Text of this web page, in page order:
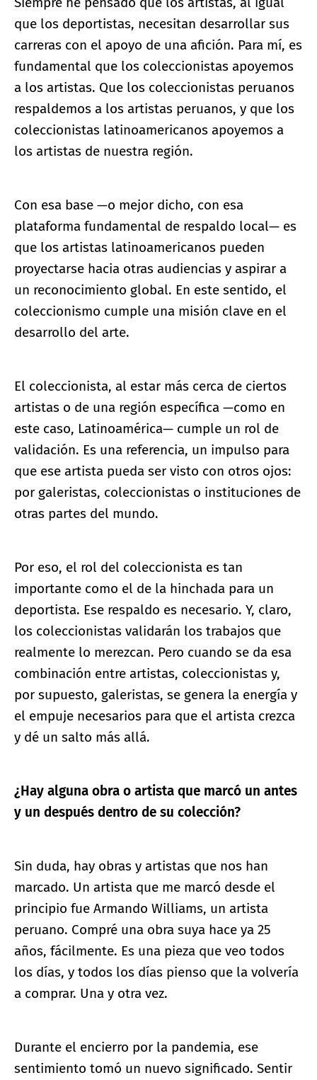
que los deportistas, necesitan desarrollar sus
carreras con el apoyo de una afición. Para mí, es
fundamental que los coleccionistas apoyemos
a los artistas. Que los coleccionistas peruanos
respaldemos a los artistas peruanos, y que los
coleccionistas latinoamericanos apoyemos a
los artistas de nuestra región.
Con esa base —o mejor dicho, con esa
plataforma fundamental de respaldo local— es
que los artistas latinoamericanos pueden
proyectarse hacia otras audiencias y aspirar a
un reconocimiento global. En este sentido, el
coleccionismo cumple una misión clave en el
desarrollo del arte.
El coleccionista, al estar más cerca de ciertos
artistas o de una región específica —como en
este caso, Latinoamérica— cumple un rol de
validación. Es una referencia, un impulso para
que ese artista pueda ser visto con otros ojos:
por galeristas, coleccionistas o instituciones de
otras partes del mundo.
Por eso, el rol del coleccionista es tan
importante como el de la hinchada para un
deportista. Ese respaldo es necesario. Y, claro,
los coleccionistas validarán los trabajos que
realmente lo merezcan. Pero cuando se da esa
combinación entre artistas, coleccionistas y,
por supuesto, galeristas, se genera la energía y
el empuje necesarios para que el artista crezca
y dé un salto más allá.
¿Hay alguna obra o artista que marcó un antes
y un después dentro de su colección?
Sin duda, hay obras y artistas que nos han
marcado. Un artista que me marcó desde el
principio fue Armando Williams, un artista
peruano. Compré una obra suya hace ya 25
años, fácilmente. Es una pieza que veo todos
los días, y todos los días pienso que la volvería
a comprar. Una y otra vez.
Durante el encierro por la pandemia, ese
sentimiento tomó un nuevo significado. Sentir